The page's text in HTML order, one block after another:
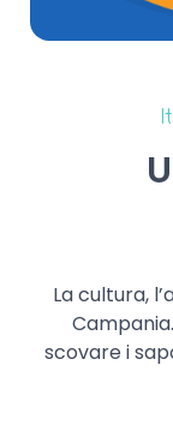
La cultura,
scovare i